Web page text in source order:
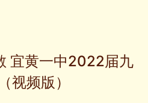
宜黄一中2022届九
视频版）